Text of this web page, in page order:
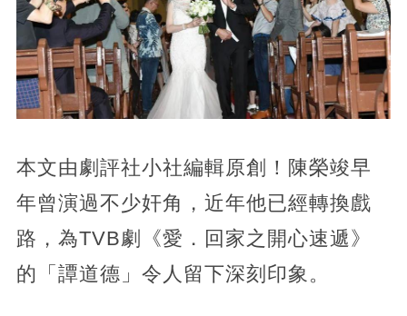
本文由劇評社小社編輯原創！陳榮竣早
年曾演過不少奸角，近年他已經轉換戲
路，為TVB劇《愛．回家之開心速遞》
的「譚道德」令人留下深刻印象。